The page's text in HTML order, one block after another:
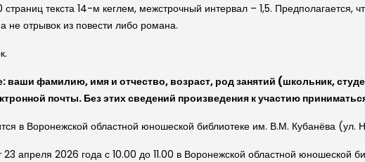
текста 14-м кеглем, межстрочный интервал – 1,5. Предполагается,
не отрывок из повести либо романа.
фамилию, имя и отчество, возраст, род занятий (школьник,
почты. Без этих сведений произведения к участию
в Воронежской областной юношеской библиотеке им. В.М. Кубанёва (ул.
23 апреля 2026 года с 10.00 до 11.00 в Воронежской областной юношеской